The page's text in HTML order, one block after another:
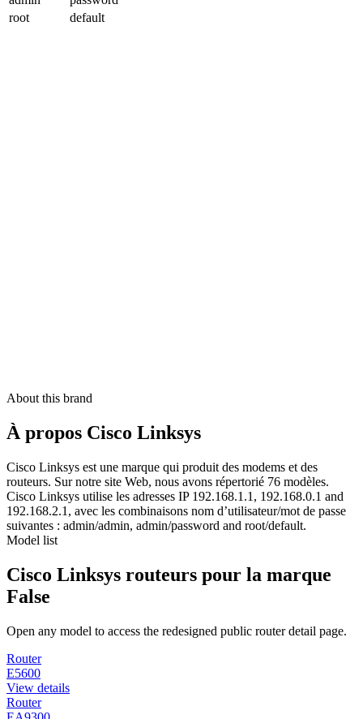
root
default
About this brand
À propos Cisco Linksys
Cisco Linksys est une marque qui produit des modems et des
routeurs. Sur notre site Web, nous avons répertorié 76 modèles.
Cisco Linksys utilise les adresses IP 192.168.1.1, 192.168.0.1 and
192.168.2.1, avec les combinaisons nom d’utilisateur/mot de passe
suivantes : admin/admin, admin/password and root/default.
Model list
Cisco Linksys routeurs pour la marque
False
Open any model to access the redesigned public router detail page.
Router
E5600
View details
Router